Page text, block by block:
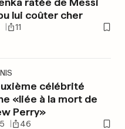
lui coûter cher
11
célébrité
«liée à la mort de
Perry»
46